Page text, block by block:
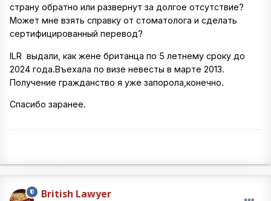
страну обратно или развернут за долгое отсутствие?
Может мне взять справку от стоматолога и сделать
сертифицированный перевод?
ILR выдали, как жене британца по 5 летнему сроку до
2024 года.Въехала по визе невесты в марте 2013.
Получение гражданство я уже запорола,конечно.
Спасибо заранее.
British Lawyer